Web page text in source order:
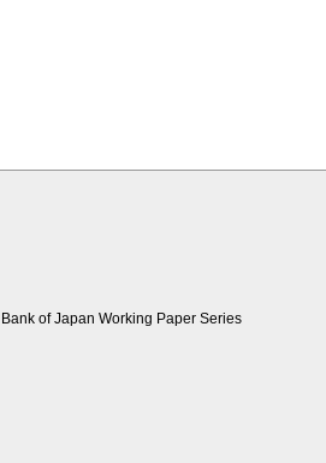
Bank of Japan Working Paper Series